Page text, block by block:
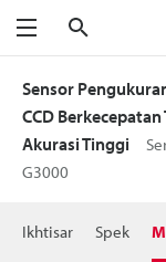
Menu
Sensor
CCD
Akurasi Tinggi
G3000
Ikhtisar Spek